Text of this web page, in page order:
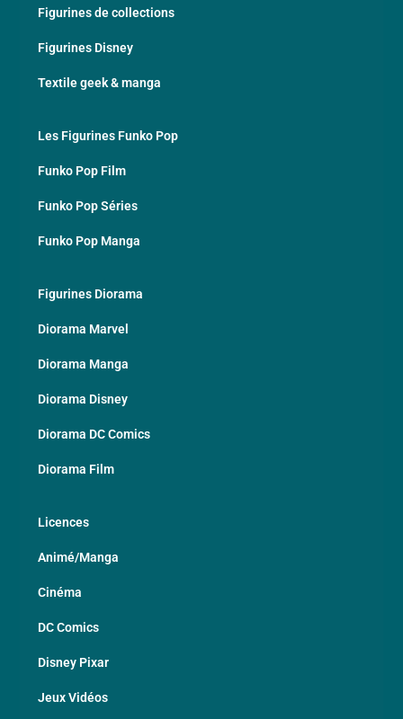
Figurines de collections
Figurines Disney
Textile geek & manga
Les Figurines Funko Pop
Funko Pop Film
Funko Pop Séries
Funko Pop Manga
Figurines Diorama
Diorama Marvel
Diorama Manga
Diorama Disney
Diorama DC Comics
Diorama Film
Licences
Animé/Manga
Cinéma
DC Comics
Disney Pixar
Jeux Vidéos